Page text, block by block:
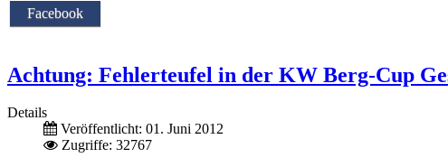
Facebook
Achtung: Fehlerteufel in der KW Berg-Cup
Details
Veröffentlicht: 01. Juni 2012
Zugriffe: 32767